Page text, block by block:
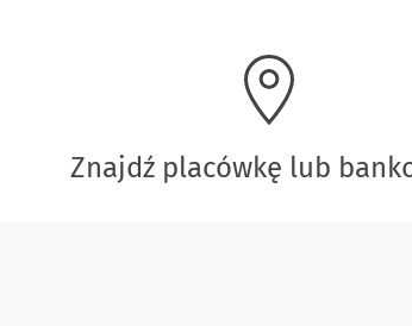
Znajdź placówkę lub